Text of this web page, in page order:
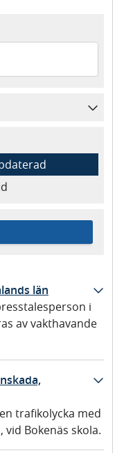
län
i
av vakthavande
trafikolycka med
vid Bokenäs skola.